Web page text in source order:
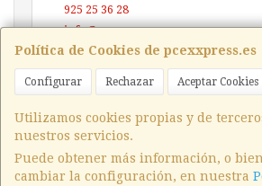
Política de Cookies de pcexxpress.es
Configurar Rechazar Aceptar Cookies
Utilizamos cookies propias y de
nuestros servicios.
Puede obtener más información, o
cambiar la configuración, en nuestra
925 25 36 28
info@pcexxpress.es
Horario
10 - 14 / 17 - 20 Sábado / Domingo
, , , , España. - C.I.F.: